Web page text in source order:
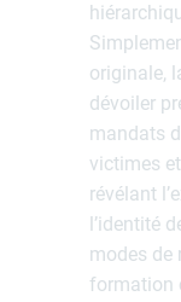
originale,
dévoiler
mandats
victimes
révélant
l’identité
modes de
formation